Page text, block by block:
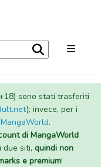
sono stati trasferiti
); invece, per i
MangaWorld.
di MangaWorld
due siti, quindi non
e premium!